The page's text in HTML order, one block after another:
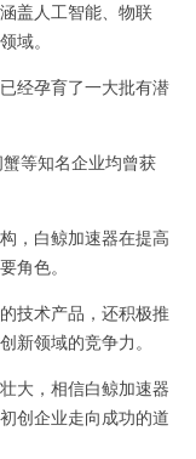
盖人工智能、物联
域。
经孕育了一大批有潜
等知名企业均曾获
，白鲸加速器在提高
角色。
技术产品，还积极推
新领域的竞争力。
大，相信白鲸加速器
创企业走向成功的道